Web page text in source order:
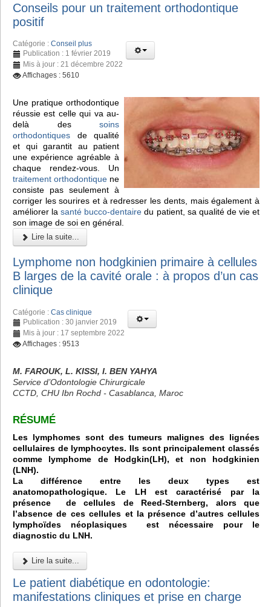
Conseils pour un traitement orthodontique
positif
Catégorie : Conseil plus
Publication : 1 février 2019
Mis à jour : 21 décembre 2022
Affichages : 5610
Une pratique orthodontique
réussie est celle qui va au-
delà des soins
orthodontiques de qualité
et qui garantit au patient
une expérience agréable à
chaque rendez-vous. Un
traitement orthodontique ne
consiste pas seulement à
corriger les sourires et à redresser les dents, mais également à
améliorer lasanté bucco-dentaire du patient, sa qualité de vie et
son image de soi en général.
Lire la suite...
Lymphome non hodgkinien primaire à cellules
B larges de la cavité orale : à propos d’un cas
clinique
Catégorie : Cas clinique
Publication : 30 janvier 2019
Mis à jour : 17 septembre 2022
Affichages : 9513
M. FAROUK, L. KISSI, I. BEN YAHYA
Service d’Odontologie Chirurgicale
CCTD, CHU Ibn Rochd - Casablanca, Maroc
RÉSUMÉ
Les lymphomes sont des tumeurs malignes des lignées
cellulaires de lymphocytes. Ils sont principalement classés
comme lymphome de Hodgkin(LH), et non hodgkinien
(LNH).
La différence entre les deux types est
anatomopathologique. Le LH est caractérisé par la
présence de cellules de Reed-Sternberg, alors que
l’absence de ces cellules et la présence d’autres cellules
lymphoïdes néoplasiques est nécessaire pour le
diagnostic du LNH.
Lire la suite...
Le patient diabétique en odontologie:
manifestations cliniques et prise en charge